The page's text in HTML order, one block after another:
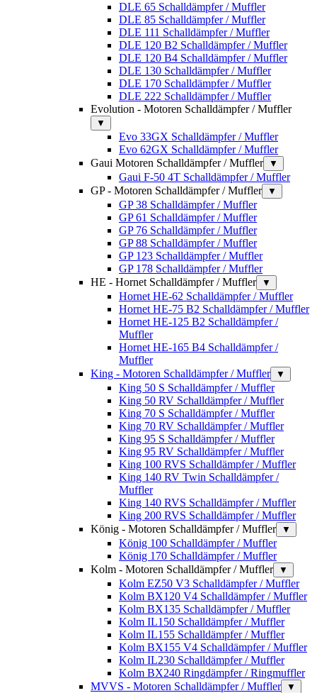
DLE 65 Schalldämpfer / Muffler
DLE 85 Schalldämpfer / Muffler
DLE 111 Schalldämpfer / Muffler
DLE 120 B2 Schalldämpfer / Muffler
DLE 120 B4 Schalldämpfer / Muffler
DLE 130 Schalldämpfer / Muffler
DLE 170 Schalldämpfer / Muffler
DLE 222 Schalldämpfer / Muffler
Evolution - Motoren Schalldämpfer / Muffler
▼
Evo 33GX Schalldämpfer / Muffler
Evo 62GX Schalldämpfer / Muffler
Gaui Motoren Schalldämpfer / Muffler
▼
Gaui F-50 4T Schalldämpfer / Muffler
GP - Motoren Schalldämpfer / Muffler
▼
GP 38 Schalldämpfer / Muffler
GP 61 Schalldämpfer / Muffler
GP 76 Schalldämpfer / Muffler
GP 88 Schalldämpfer / Muffler
GP 123 Schalldämpfer / Muffler
GP 178 Schalldämpfer / Muffler
HE - Hornet Schalldämpfer / Muffler
▼
Hornet HE-62 Schalldämpfer / Muffler
Hornet HE-75 B2 Schalldämpfer / Muffler
Hornet HE-125 B2 Schalldämpfer /
Muffler
Hornet HE-165 B4 Schalldämpfer /
Muffler
King - Motoren Schalldämpfer / Muffler
▼
King 50 S Schalldämpfer / Muffler
King 50 RV Schalldämpfer / Muffler
King 70 S Schalldämpfer / Muffler
King 70 RV Schalldämpfer / Muffler
King 95 S Schalldämpfer / Muffler
King 95 RV Schalldämpfer / Muffler
King 100 RVS Schalldämpfer / Muffler
King 140 RV Twin Schalldämpfer /
Muffler
King 140 RVS Schalldämpfer / Muffler
King 200 RVS Schalldämpfer / Muffler
König - Motoren Schalldämpfer / Muffler
▼
König 100 Schalldämpfer / Muffler
König 170 Schalldämpfer / Muffler
Kolm - Motoren Schalldämpfer / Muffler
▼
Kolm EZ50 V3 Schalldämpfer / Muffler
Kolm BX120 V4 Schalldämpfer / Muffler
Kolm BX135 Schalldämpfer / Muffler
Kolm IL150 Schalldämpfer / Muffler
Kolm IL155 Schalldämpfer / Muffler
Kolm BX155 V4 Schalldämpfer / Muffler
Kolm IL230 Schalldämpfer / Muffler
Kolm BX240 Ringdämpfer / Ringmuffler
MVVS - Motoren Schalldämpfer / Muffler
▼